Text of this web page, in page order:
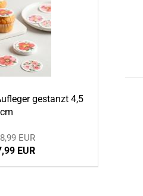
gestanzt 4,5
cm
EUR
EUR